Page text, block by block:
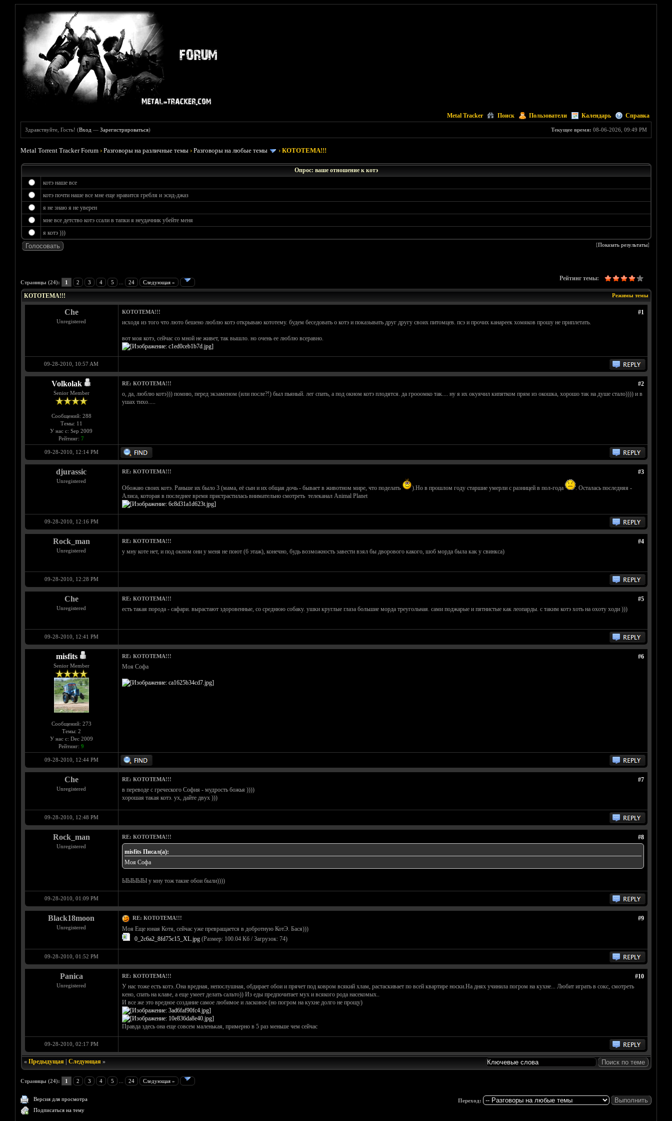
Metal Tracker Поиск Пользователи Календарь Справка
Текущее время: 08-06-2026, 09:49 PM
Здравствуйте, Гость! (Вход —Зарегистрироваться)
Metal Torrent Tracker Forum ›Разговоры на различные темы ›Разговоры на любые темы ›КОТОТЕМА!!!
Опрос: ваше отношение к котэ
котэ наше все
котэ почти наше все мне еще нравится гребля и эсид-джаз
я не знаю я не уверен
мне все детство котэ ссали в тапки я неудачник убейте меня
я котэ )))
[Показать результаты]
Страницы (24): 1 2 3 4 5 24 Следующая »
Рейтинг темы:
Голосов: 5 - Средняя оценка: 3.8
1
2
3
4
5
Режимы темы
КОТОТЕМА!!!
Che
Unregistered
#1
КОТОТЕМА!!!
исходя из того что люто бешено люблю котэ открываю кототему. будем беседовать о котэ и показывать друг другу своих питомцев. псэ и прочих канареек хомяков прошу не приплетать.
вот моя котэ, сейчас со мной не живет, так вышло. но очень ее люблю всеравно.
09-28-2010, 10:57 AM
Volkolak
Senior Member
Сообщений: 288
Темы: 11
У нас с: Sep 2009
Рейтинг: 7
#2
RE: КОТОТЕМА!!!
о, да, люблю котэ))) помню, перед экзаменом (или после?!) был пьяный. лег спать, а под окном котэ плодятся. да грооомко так.... ну я их окуячил кипятком прям из окошка, хорошо так на душе стало)))) и в
ушах тихо.....
09-28-2010, 12:14 PM
djurassic
Unregistered
#3
RE: КОТОТЕМА!!!
Обожаю своих котэ. Раньше их было 3 (мама, её сын и их общая дочь - бывает в животном мире, что поделать ).Но в прошлом году старшие умерли с разницей в пол-года
. Осталась последняя -
Алиса, которая в последнее время пристрастилась внимательно смотреть телеканал Animal Planet
09-28-2010, 12:16 PM
Rock_man
Unregistered
#4
RE: КОТОТЕМА!!!
у мну коте нет, и под окном они у меня не поют (6 этаж), конечно, будь возможность завести взял бы дворового какого, шоб морда была как у свинкса)
09-28-2010, 12:28 PM
Che
Unregistered
#5
RE: КОТОТЕМА!!!
есть такая порода - сафари. вырастают здоровенные, со среднюю собаку. ушки круглые глаза большие морда треугольная. сами поджарые и пятнистые как леопарды. с таким котэ хоть на охоту ходи )))
09-28-2010, 12:41 PM
misfits
Senior Member
Сообщений: 273
Темы: 2
У нас с: Dec 2009
Рейтинг: 9
#6
RE: КОТОТЕМА!!!
Моя Софа
09-28-2010, 12:44 PM
Che
Unregistered
#7
RE: КОТОТЕМА!!!
в переводе с греческого София - мудрость божья ))))
хорошая такая котэ. ух, дайте двух )))
09-28-2010, 12:48 PM
Rock_man
Unregistered
#8
RE: КОТОТЕМА!!!
misfits Писал(а):
Моя Софа
ЫЫЫЫЫ у мну тож такие обои были))))
09-28-2010, 01:09 PM
Black18moon
Unregistered
#9
RE: КОТОТЕМА!!!
Моя Еще юная Котя, сейчас уже превращается в добротную КотЭ. Бася)))
0_2c6a2_8fd75c15_XL.jpg(Размер: 100.04 Кб / Загрузок: 74)
09-28-2010, 01:52 PM
Panica
Unregistered
#10
RE: КОТОТЕМА!!!
У нас тоже есть котэ..Она вредная, непослушная, обдирает обои и прячет под ковром всякий хлам, растаскивает по всей квартире носки.На днях учинила погром на кухне... Любит играть в сокс, смотреть
кено, спать на клаве, а еще умеет делать сальто)) Из еды предпочитает мух и всякого рода насекомых..
И все же это вредное создание самое любимое и ласковое (но погром на кухне долго не прощу)
Правда здесь она еще совсем маленькая, примерно в 5 раз меньше чем сейчас
09-28-2010, 02:17 PM
« Предыдущая| Следующая»
Страницы (24): 1 2 3 4 5 24 Следующая »
Версия для просмотра
Подписаться на тему
Переход: